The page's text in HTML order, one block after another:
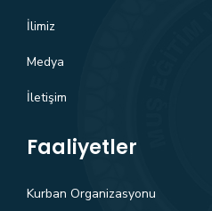
İlimiz
Medya
İletişim
Faaliyetler
Kurban Organizasyonu